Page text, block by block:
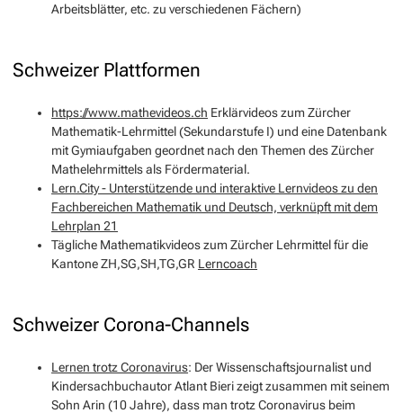
Arbeitsblätter, etc. zu verschiedenen Fächern)
Schweizer Plattformen
https://www.mathevideos.ch Erklärvideos zum Zürcher
Mathematik-Lehrmittel (Sekundarstufe I) und eine Datenbank
mit Gymiaufgaben geordnet nach den Themen des Zürcher
Mathelehrmittels als Fördermaterial.
Lern.City - Unterstützende und interaktive Lernvideos zu den
Fachbereichen Mathematik und Deutsch, verknüpft mit dem
Lehrplan 21
Tägliche Mathematikvideos zum Zürcher Lehrmittel für die
Kantone ZH,SG,SH,TG,GR Lerncoach
Schweizer Corona-Channels
Lernen trotz Coronavirus: Der Wissenschaftsjournalist und
Kindersachbuchautor Atlant Bieri zeigt zusammen mit seinem
Sohn Arin (10 Jahre), dass man trotz Coronavirus beim